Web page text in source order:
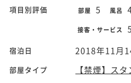
項目別評価 部屋 5 風呂
接客・サービス 5
宿泊日 2018年11月
部屋タイプ
【禁煙】ス